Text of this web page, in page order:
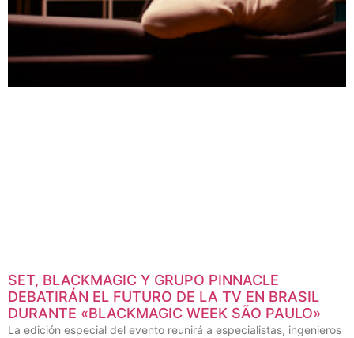
SET, BLACKMAGIC Y GRUPO PINNACLE
DEBATIRÁN EL FUTURO DE LA TV EN BRASIL
DURANTE «BLACKMAGIC WEEK SÃO PAULO»
La edición especial del evento reunirá a especialistas, ingenieros